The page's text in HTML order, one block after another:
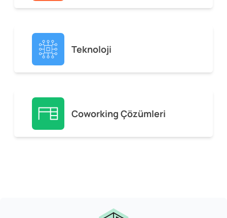
Teknoloji
Coworking Çözümleri